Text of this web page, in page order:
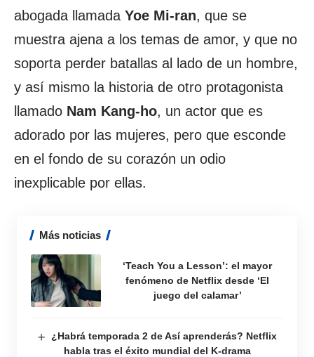
abogada llamada Yoe Mi-ran, que se
muestra ajena a los temas de amor, y que no
soporta perder batallas al lado de un hombre,
y así mismo la historia de otro protagonista
llamado Nam Kang-ho, un actor que es
adorado por las mujeres, pero que esconde
en el fondo de su corazón un odio
inexplicable por ellas.
Más noticias
‘Teach You a Lesson’: el mayor
fenómeno de Netflix desde ‘El
juego del calamar’
¿Habrá temporada 2 de Así aprenderás? Netflix
habla tras el éxito mundial del K-drama